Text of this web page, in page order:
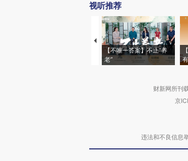
视听推荐
【不唯一答案】不止“养
老”
财新网所刊
京
违法和不良信息